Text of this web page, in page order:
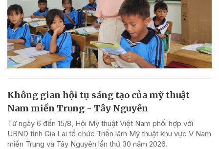
Không gian hội tụ sáng tạo của mỹ thuật
Nam miền Trung - Tây Nguyên
Từ ngày 6 đến 15/8, Hội Mỹ thuật Việt Nam phối hợp với
UBND tỉnh Gia Lai tổ chức Triển lãm Mỹ thuật khu vực V Nam
miền Trung và Tây Nguyên lần thứ 30 năm 2026.